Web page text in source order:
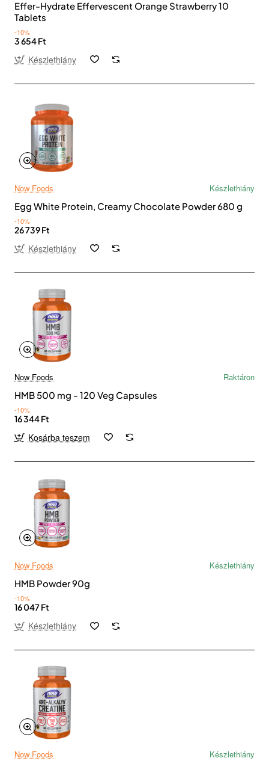
Effer-Hydrate Effervescent Orange Strawberry 10
Tablets
-10%
3 654 Ft
Készlethiány
Now Foods
Készlethiány
Egg White Protein, Creamy Chocolate Powder 680 g
-10%
26 739 Ft
Készlethiány
Now Foods
Raktáron
HMB 500 mg - 120 Veg Capsules
-10%
16 344 Ft
Kosárba teszem
Now Foods
Készlethiány
HMB Powder 90g
-10%
16 047 Ft
Készlethiány
Now Foods
Készlethiány